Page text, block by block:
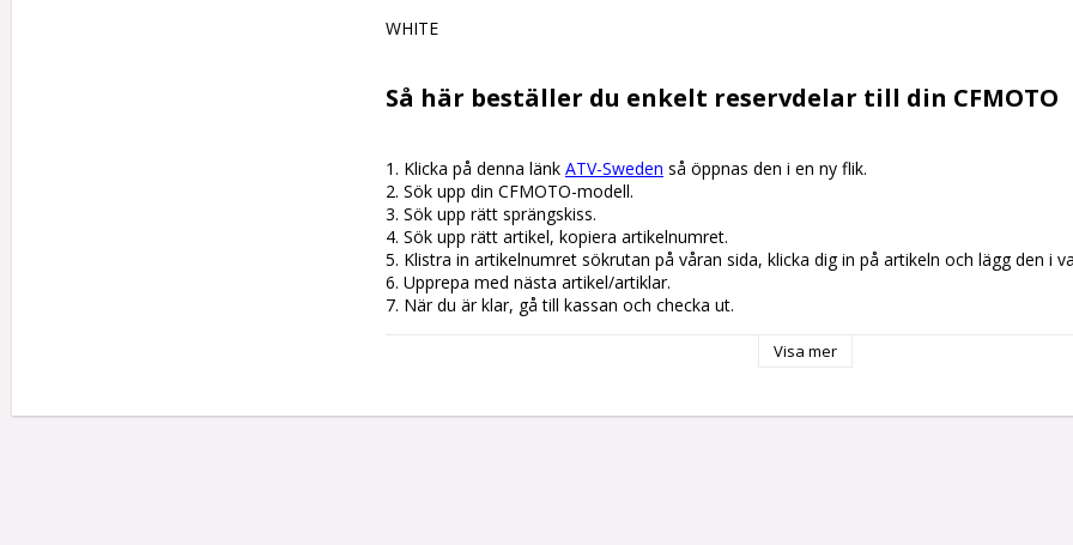
WHITE
Så här beställer du enkelt reservdelar till din CFMOTO
1. Klicka på denna länk ATV-Sweden så öppnas den i en ny flik.
2. Sök upp din CFMOTO-modell.
3. Sök upp rätt sprängskiss.
4. Sök upp rätt artikel, kopiera artikelnumret.
5. Klistra in artikelnumret sökrutan på våran sida, klicka dig in på artikeln och lägg den i
6. Upprepa med nästa artikel/artiklar.
7. När du är klar, gå till kassan och checka ut.
Visa mer